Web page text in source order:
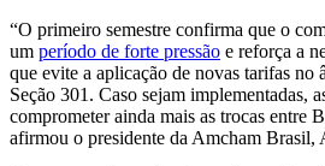
“O primeiro semestre confirma que o
um período de forte pressão e reforça a
que evite a aplicação de novas tarifas no
Seção 301. Caso sejam implementadas,
comprometer ainda mais as trocas entre
afirmou o presidente da Amcham Brasil,